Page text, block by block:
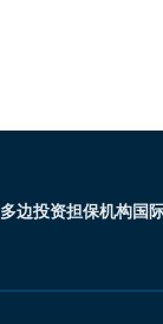
多边投资担保机构国